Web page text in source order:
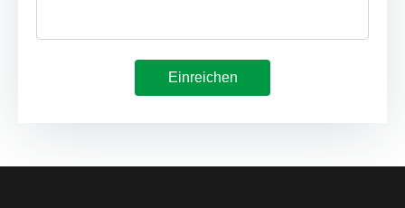
Einreichen